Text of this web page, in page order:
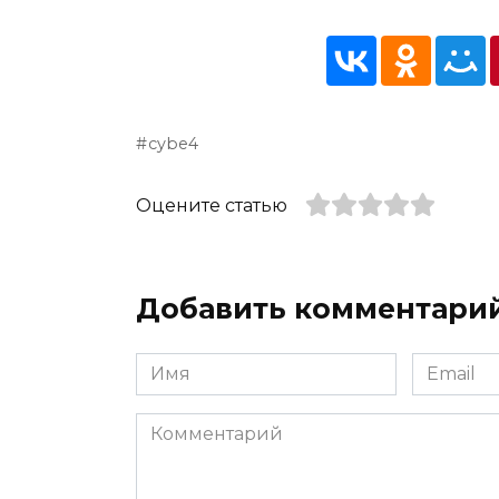
cybe4
Оцените статью
Добавить
Имя
*
Email
*
Комментарий